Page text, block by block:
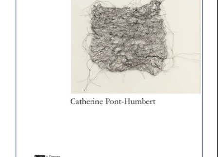
Catherine Pont-Humbert,Quand les mots
ne tiennent qu’à un fil, Une épopée poétique
Cather­ine Pont-Hum­bert Cri­tiques